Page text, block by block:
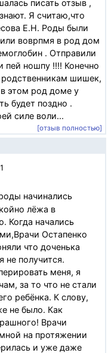
писать отзыв ,
Я считаю,что
Е.Н. Роды были
воврпмя в род дом
. Отправили
пей ношпу !!!! Конечно
шишек,
этом род доме у
будет поздно .
силе воли...
[отзыв полностью]
начинались
лёжа в
Когда начались
Остапенко
что доченька
не получится.
меня, я
за то что не стали
ребёнка. К слову,
не было. Как
Врачи
на протяжении
и уже даже